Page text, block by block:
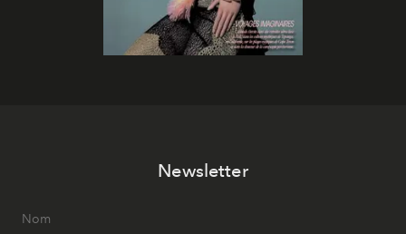
Newsletter